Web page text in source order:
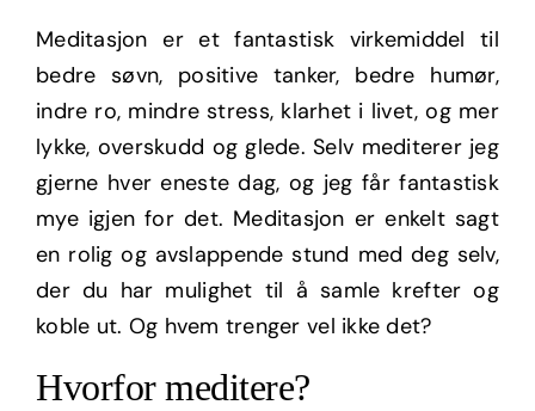
Meditasjon er et fantastisk virkemiddel til
bedre søvn, positive tanker, bedre humør,
indre ro, mindre stress, klarhet i livet, og mer
lykke, overskudd og glede. Selv mediterer jeg
gjerne hver eneste dag, og jeg får fantastisk
mye igjen for det. Meditasjon er enkelt sagt
en rolig og avslappende stund med deg selv,
der du har mulighet til å samle krefter og
koble ut. Og hvem trenger vel ikke det?
Hvorfor meditere?